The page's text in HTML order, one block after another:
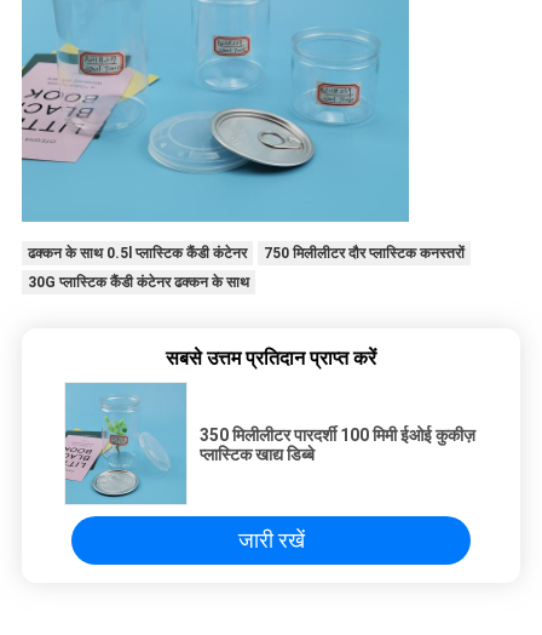
ढक्कन के साथ 0.5l प्लास्टिक कैंडी कंटेनर
750 मिलीलीटर दौर प्लास्टिक कनस्तरों
30G प्लास्टिक कैंडी कंटेनर ढक्कन के साथ
सबसे उत्तम प्रतिदान प्राप्त करें
350 मिलीलीटर पारदर्शी 100 मिमी ईओई कुकीज़
प्लास्टिक खाद्य डिब्बे
जारी रखें